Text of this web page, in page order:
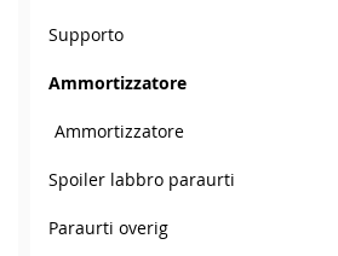
Supporto
Ammortizzatore
Ammortizzatore
Spoiler labbro paraurti
Paraurti overig